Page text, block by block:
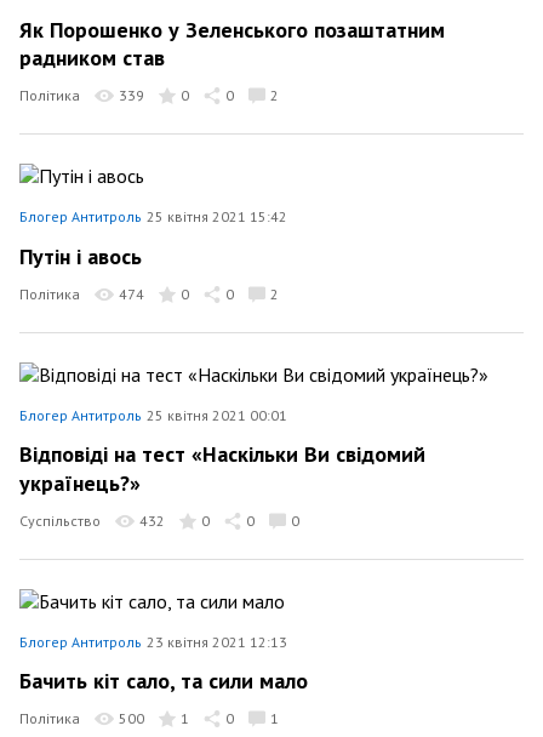
Як Порошенко у Зеленського позаштатним
радником став
Політика 339 0 0 2
Блогер Антитроль 25 квітня 2021 15:42
Путін і авось
Політика 474 0 0 2
Блогер Антитроль 25 квітня 2021 00:01
Відповіді на тест «Наскільки Ви свідомий
українець?»
Суспільство 432 0 0 0
Блогер Антитроль 23 квітня 2021 12:13
Бачить кіт сало, та сили мало
Політика 500 1 0 1